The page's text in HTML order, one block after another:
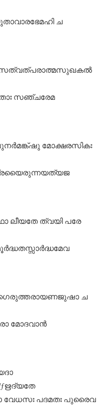
ച
സഞ്ചരേമ
മോക്ഷരസികഃ
ലീയതേ ത്വയി പരേ
ച
മോദവാൻ
പദമതഃ പുരൈവ